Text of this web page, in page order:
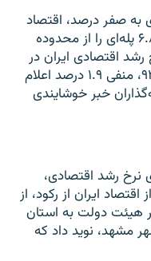
صفر درصد، اقتصاد
ایران از سال ۹۱ تا بهار سال ۹۳ راهی ۶.۸ پله‌ای را از محدوده
اقتصادی ایران در
سال ۹۱، منفی ۶.۸ درصد و برای سال ۹۲، منفی ۱.۹ درصد اعلام
خبر خوشایندی
نرخ رشد اقتصادی،
ایران از رکود، از
هیئت دولت به استان
مشهد، نوید داد که